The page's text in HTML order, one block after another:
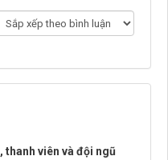
viên và đội ngũ